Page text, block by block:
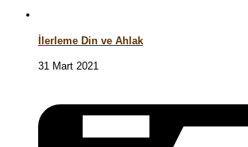
İlerleme Din ve Ahlak
31 Mart 2021